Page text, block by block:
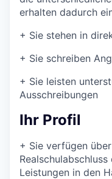
erhalten dadurch
+ Sie stehen in
+ Sie schreiben
+ Sie leisten
Ausschreibungen
Ihr Profil
+ Sie verfügen
Leistungen in den